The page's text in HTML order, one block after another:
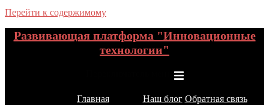
Перейти к содержимому
Развивающая платформа "Инновационные
технологии"
Главная
Наш блог Обратная связь